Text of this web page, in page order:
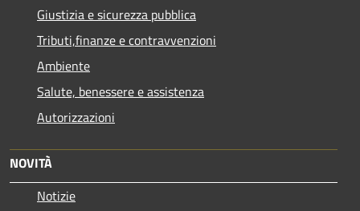
Giustizia e sicurezza pubblica
Tributi,finanze e contravvenzioni
Ambiente
Salute, benessere e assistenza
Autorizzazioni
NOVITÀ
Notizie